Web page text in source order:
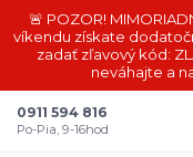
🚨 POZOR!
víkendu získate
zadať zľavový kód:
neváhajte a
0911 594 816
Po-Pia, 9-16hod